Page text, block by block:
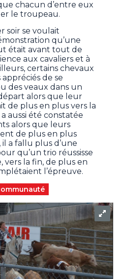
chacun d’entre eux
le troupeau.
soir se voulait
qu’une
était avant tout de
aux cavaliers et à
certains chevaux
de se
des veaux dans un
alors que leur
de plus en plus vers la
aussi été constatée
alors que leurs
de plus en plus
a fallu plus d’une
qu’un trio réussisse
vers la fin, de plus en
l’épreuve.